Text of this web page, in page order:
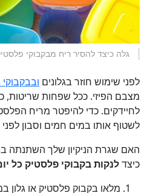
גלה כיצד להסיר ריח מבקבוקי
לפני שימוש חוזר בגלונים
מצבם הפיזי. ככל שפחות
לחיידקים. כדי להיפטר מריח
לשטוף אותו במים חמים וסבון לפני
האם שגרת הניקיון שלך השתנתה
כיצדלנקות בקבוקי פלסטיק כל
מלאו בקבוק פלסטיק או גלון